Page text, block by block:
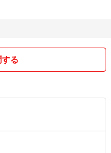
り扱い方法など（公式サイ
事せずにコメント削除しま
る